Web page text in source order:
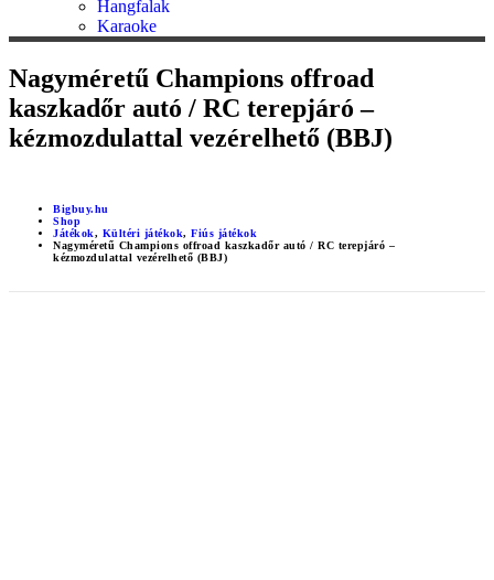
Hangfalak
Karaoke
Nagyméretű Champions offroad
kaszkadőr autó / RC terepjáró –
kézmozdulattal vezérelhető (BBJ)
Bigbuy.hu
Shop
Játékok, Kültéri játékok, Fiús játékok
Nagyméretű Champions offroad kaszkadőr autó / RC terepjáró –
kézmozdulattal vezérelhető (BBJ)